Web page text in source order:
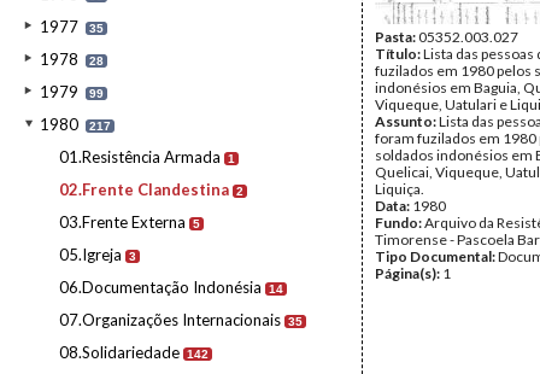
1977 35
1978 28
1979 99
1980 217
01.Resistência Armada 1
02.Frente Clandestina 2
03.Frente Externa 5
05.Igreja 3
06.Documentação Indonésia 14
07.Organizações Internacionais 35
08.Solidariedade 142
Pasta:05352.003.027
Título:Lista das
fuzilados em 1980 pelos
indonésios em Baguia,
Viqueque, Uatulari e
Assunto:Lista das
foram fuzilados em 1980
soldados indonésios em
Quelicai, Viqueque,
Liquiça.
Data: 1980
Fundo:Arquivo da
Timorense - Pascoela
Tipo Documental:
Página(s): 1